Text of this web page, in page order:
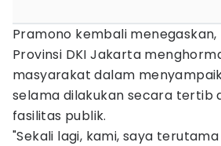
Pramono kembali
Provinsi DKI Jakarta
masyarakat dalam
selama dilakukan secara tertib
fasilitas publik.
"Sekali lagi, kami, saya